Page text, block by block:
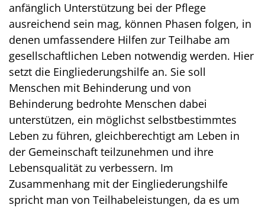
anfänglich Unterstützung bei der Pflege
ausreichend sein mag, können Phasen folgen, in
denen umfassendere Hilfen zur Teilhabe am
gesellschaftlichen Leben notwendig werden. Hier
setzt die Eingliederungshilfe an. Sie soll
Menschen mit Behinderung und von
Behinderung bedrohte Menschen dabei
unterstützen, ein möglichst selbstbestimmtes
Leben zu führen, gleichberechtigt am Leben in
der Gemeinschaft teilzunehmen und ihre
Lebensqualität zu verbessern. Im
Zusammenhang mit der Eingliederungshilfe
spricht man von Teilhabeleistungen, da es um